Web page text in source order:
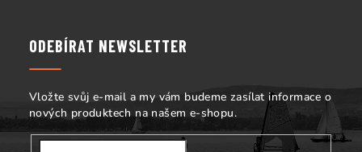
ODEBÍRAT NEWSLETTER
Vložte svůj e-mail a my vám budeme zasílat informace o
nových produktech na našem e-shopu.